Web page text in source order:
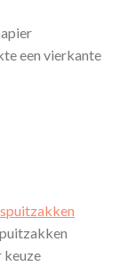
een vierkante
keuze